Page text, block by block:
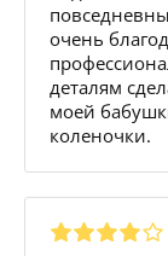
очень
деталям
моей
коленочки.